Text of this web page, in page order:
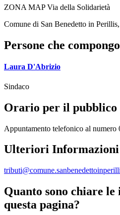
ZONA MAP Via della Solidarietà
Comune di San Benedetto in
Persone che
Laura D'Abrizio
Sindaco
Orario per il pubblico
Appuntamento telefonico al numero
Ulteriori Informazioni
Quanto sono chiare
questa pagina?